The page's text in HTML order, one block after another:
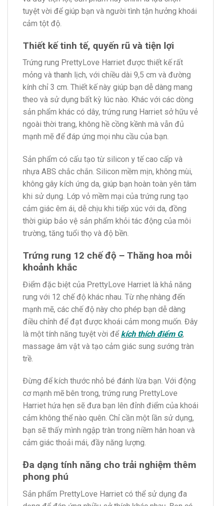
tuyệt vời để giúp bạn và người tình tận hưởng khoái
cảm tột độ.
Thiết kế tinh tế, quyến rũ và tiện lợi
Trứng rung PrettyLove Harriet được thiết kế rất
mỏng và thanh lịch, với chiều dài 9,5 cm và đường
kính chỉ 3 cm. Thiết kế này giúp bạn dễ dàng mang
theo và sử dụng bất kỳ lúc nào. Khác với các dòng
sản phẩm khác có dây, trứng rung Harriet sở hữu vẻ
ngoài thời trang, không hề cồng kềnh mà vẫn đủ
mạnh mẽ để đáp ứng mọi nhu cầu của bạn.
Sản phẩm có cấu tạo từ silicon y tế cao cấp và
nhựa ABS chắc chắn. Silicon mềm mịn, không mùi,
không gây kích ứng da, giúp bạn hoàn toàn yên tâm
khi sử dụng. Lớp vỏ mềm mại của trứng rung tạo
cảm giác êm ái, dễ chịu khi tiếp xúc với da, đồng
thời giúp bảo vệ sản phẩm khỏi tác động của môi
trường, tăng tuổi thọ và độ bền.
Trứng rung 12 chế độ – Thăng hoa mỗi
khoảnh khắc
Điểm đặc biệt của PrettyLove Harriet là khả năng
rung với 12 chế độ khác nhau. Từ nhẹ nhàng đến
mạnh mẽ, các chế độ này cho phép bạn dễ dàng
điều chỉnh để đạt được khoái cảm mong muốn. Đây
là một tính năng tuyệt vời để kích thích điểm G,
massage âm vật và tạo cảm giác sung sướng tràn
trề.
Đừng để kích thước nhỏ bé đánh lừa bạn. Với động
cơ mạnh mẽ bên trong, trứng rung PrettyLove
Harriet hứa hẹn sẽ đưa bạn lên đỉnh điểm của khoái
cảm không thể nào quên. Chỉ cần một lần sử dụng,
bạn sẽ thấy mình ngập tràn trong niềm hân hoan và
cảm giác thoải mái, đầy năng lượng.
Đa dạng tính năng cho trải nghiệm thêm
phong phú
Sản phẩm PrettyLove Harriet có thể sử dụng đa